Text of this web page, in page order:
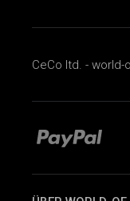
CeCo ltd. - world-